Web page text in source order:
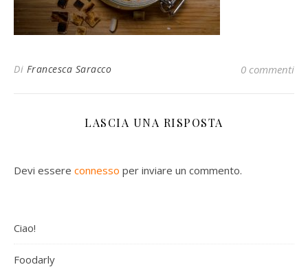
Di Francesca Saracco 0 commenti
LASCIA UNA RISPOSTA
Devi essere connesso per inviare un commento.
Ciao!
Foodarly